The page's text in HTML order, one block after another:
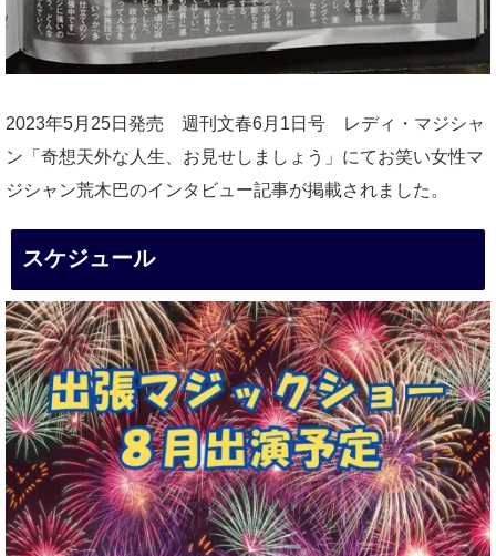
2023年5月25日発売 週刊文春6月1日号 レディ・マジシャ
ン「奇想天外な人生、お見せしましょう」にてお笑い女性マ
ジシャン荒木巴のインタビュー記事が掲載されました。
スケジュール